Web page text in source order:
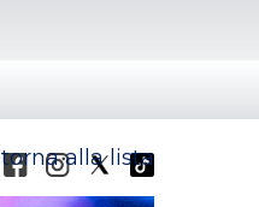
torna alla lista